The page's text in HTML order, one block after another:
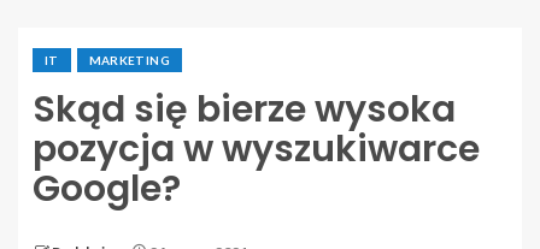
IT MARKETING
Skąd się bierze wysoka
pozycja w wyszukiwarce
Google?